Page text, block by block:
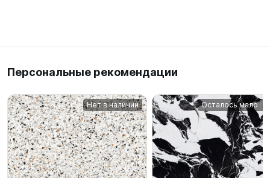
Персональные рекомендации
Нет в наличии Осталось мало